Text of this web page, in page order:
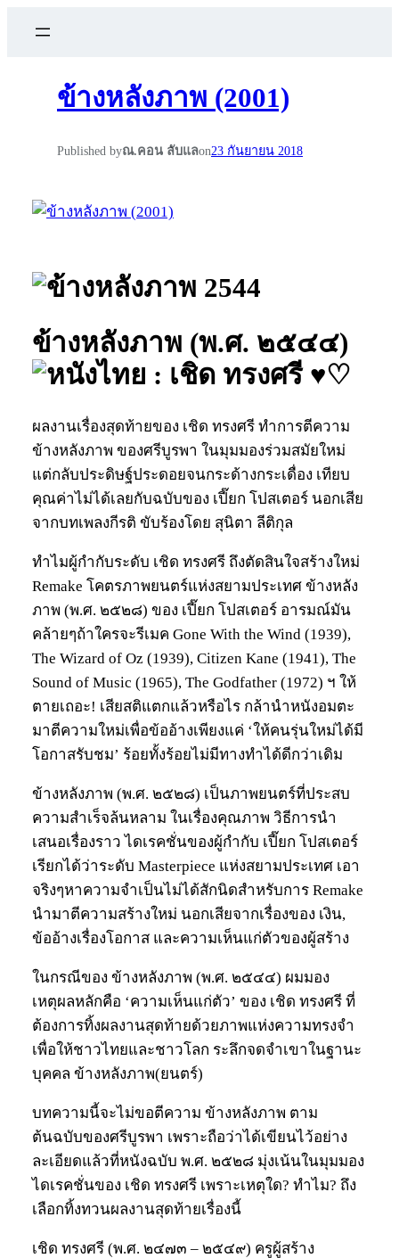
ข้างหลังภาพ (2001)
Published byณ.คอน ลับแลon23 กันยายน 2018
ข้างหลังภาพ (พ.ศ. ๒๕๔๔)
: เชิด ทรงศรี ♥♡
ผลงานเรื่องสุดท้ายของ เชิด ทรงศรี ทำการตีความ
ข้างหลังภาพ ของศรีบูรพา ในมุมมองร่วมสมัยใหม่
แต่กลับประดิษฐ์ประดอยจนกระด้างกระเดื่อง เทียบ
คุณค่าไม่ได้เลยกับฉบับของ เปี๊ยก โปสเตอร์ นอกเสีย
จากบทเพลงกีรติ ขับร้องโดย สุนิตา ลีติกุล
ทำไมผู้กำกับระดับ เชิด ทรงศรี ถึงตัดสินใจสร้างใหม่
Remake โคตรภาพยนตร์แห่งสยามประเทศ ข้างหลัง
ภาพ (พ.ศ. ๒๕๒๘) ของ เปี๊ยก โปสเตอร์ อารมณ์มัน
คล้ายๆถ้าใครจะรีเมค Gone With the Wind (1939),
The Wizard of Oz (1939), Citizen Kane (1941), The
Sound of Music (1965), The Godfather (1972) ฯ ให้
ตายเถอะ! เสียสติแตกแล้วหรือไร กล้านำหนังอมตะ
มาตีความใหม่เพื่อข้ออ้างเพียงแค่ ‘ให้คนรุ่นใหม่ได้มี
โอกาสรับชม’ ร้อยทั้งร้อยไม่มีทางทำได้ดีกว่าเดิม
ข้างหลังภาพ (พ.ศ. ๒๕๒๘) เป็นภาพยนตร์ที่ประสบ
ความสำเร็จล้นหลาม ในเรื่องคุณภาพ วิธีการนำ
เสนอเรื่องราว ไดเรคชั่นของผู้กำกับ เปี๊ยก โปสเตอร์
เรียกได้ว่าระดับ Masterpiece แห่งสยามประเทศ เอา
จริงๆหาความจำเป็นไม่ได้สักนิดสำหรับการ Remake
นำมาตีความสร้างใหม่ นอกเสียจากเรื่องของ เงิน,
ข้ออ้างเรื่องโอกาส และความเห็นแก่ตัวของผู้สร้าง
ในกรณีของ ข้างหลังภาพ (พ.ศ. ๒๕๔๔) ผมมอง
เหตุผลหลักคือ ‘ความเห็นแก่ตัว’ ของ เชิด ทรงศรี ที่
ต้องการทิ้งผลงานสุดท้ายด้วยภาพแห่งความทรงจำ
เพื่อให้ชาวไทยและชาวโลก ระลึกจดจำเขาในฐานะ
บุคคล ข้างหลังภาพ(ยนตร์)
บทความนี้จะไม่ขอตีความ ข้างหลังภาพ ตาม
ต้นฉบับของศรีบูรพา เพราะถือว่าได้เขียนไว้อย่าง
ละเอียดแล้วที่หนังฉบับ พ.ศ. ๒๕๒๘ มุ่งเน้นในมุมมอง
ไดเรคชั่นของ เชิด ทรงศรี เพราะเหตุใด? ทำไม? ถึง
เลือกทิ้งทวนผลงานสุดท้ายเรื่องนี้
เชิด ทรงศรี (พ.ศ. ๒๔๗๓ – ๒๕๔๙) ครูผู้สร้าง